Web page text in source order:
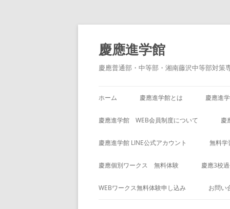
コ
テ
ン
ツ
へ
ス
慶應進学館
慶應普通部・中等部・湘南藤沢中等部対策
ホーム 慶應進学館とは 慶應進
慶應進学館 WEB会員制度について 慶
慶應進学館 LINE公式アカウント 無料学
慶應個別ワークス 無料体験 慶應3校
WEBワークス無料体験申し込み お問い